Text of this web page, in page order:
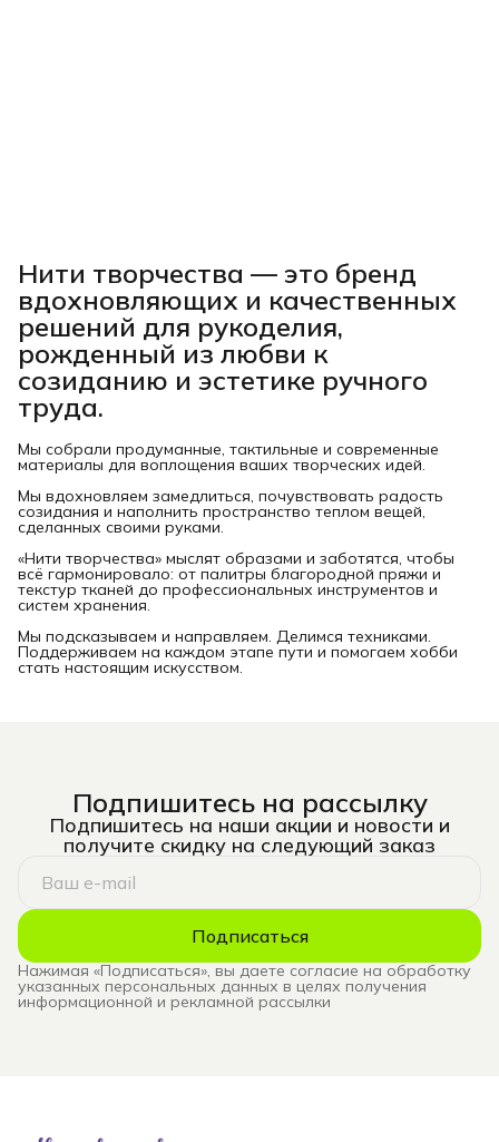
Нити творчества — это бренд
вдохновляющих и качественных
решений для рукоделия,
рожденный из любви к
созиданию и эстетике ручного
труда.
Мы собрали продуманные, тактильные и современные
материалы для воплощения ваших творческих идей.
Мы вдохновляем замедлиться, почувствовать радость
созидания и наполнить пространство теплом вещей,
сделанных своими руками.
«Нити творчества» мыслят образами и заботятся, чтобы
всё гармонировало: от палитры благородной пряжи и
текстур тканей до профессиональных инструментов и
систем хранения.
Мы подсказываем и направляем. Делимся техниками.
Поддерживаем на каждом этапе пути и помогаем хобби
стать настоящим искусством.
Подпишитесь на рассылку
Подпишитесь на наши акции и новости и
получите скидку на следующий заказ
Подписаться
Нажимая «Подписаться», вы даете согласие на обработку
указанных персональных данных в целях получения
информационной и рекламной рассылки